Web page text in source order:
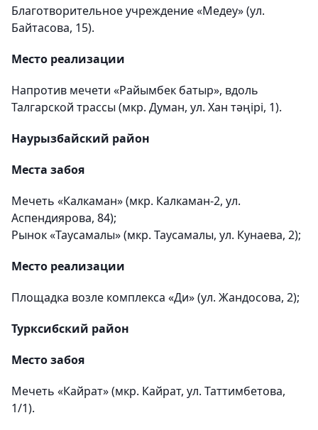
Благотворительное учреждение «Медеу» (ул.
Байтасова, 15).
Место реализации
Напротив мечети «Райымбек батыр», вдоль
Талгарской трассы (мкр. Думан, ул. Хан тәңірі, 1).
Наурызбайский район
Места забоя
Мечеть «Калкаман» (мкр. Калкаман-2, ул.
Аспендиярова, 84);
Рынок «Таусамалы» (мкр. Таусамалы, ул. Кунаева, 2);
Место реализации
Площадка возле комплекса «Ди» (ул. Жандосова, 2);
Турксибский район
Место забоя
Мечеть «Кайрат» (мкр. Кайрат, ул. Таттимбетова,
1/1).